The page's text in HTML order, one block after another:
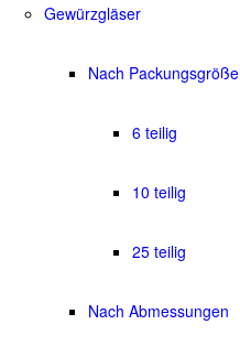
Gewürzgläser
Nach Packungsgröße
6 teilig
10 teilig
25 teilig
Nach Abmessungen